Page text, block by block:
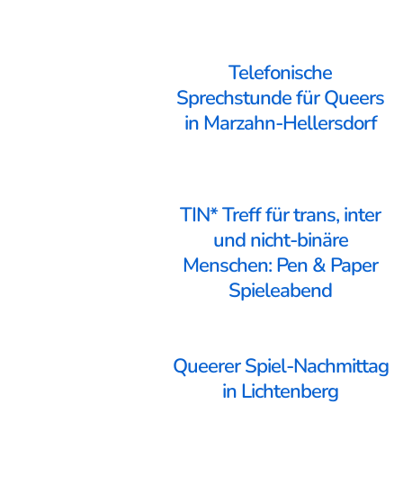
Telefonische
Sprechstunde für Queers
in Marzahn-Hellersdorf
TIN* Treff für trans, inter
und nicht-binäre
Menschen: Pen & Paper
Spieleabend
Queerer Spiel-Nachmittag
in Lichtenberg